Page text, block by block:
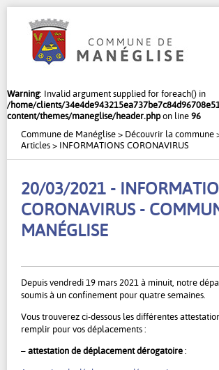
Warning: Invalid argument supplied for foreach() in
/home/clients/
content/themes/maneglise/header.phpon line96
Commune de Manéglise> Découvrir la commune
Articles> INFORMATIONS CORONAVIRUS
20/03/2021 -
CORONAVIRUS -
MANÉGLISE
Depuis vendredi 19 mars 2021 à minuit, notre
soumis à un confinement pour quatre semaines.
Vous trouverez ci-dessous les différentes
remplir pour vos déplacements :
–attestation de déplacement dérogatoire: